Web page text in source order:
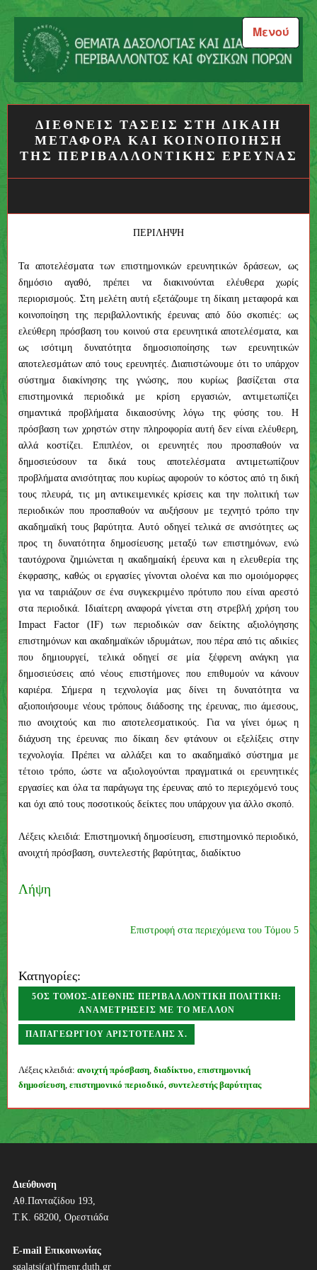
Μεταπηδήστε
περιεχόμενο
Θέματα Δασολογίας και
Διαχείρισης Περιβάλλοντος
και Φυσικών Πόρων
Μενού
ΔΙΕΘΝΕΙΣ ΤΑΣΕΙΣ ΣΤΗ ΔΙΚΑΙΗ
ΜΕΤΑΦΟΡΑ ΚΑΙ ΚΟΙΝΟΠΟΙΗΣΗ
ΤΗΣ ΠΕΡΙΒΑΛΛΟΝΤΙΚΗΣ ΕΡΕΥΝΑΣ
ΠΕΡΙΛΗΨΗ
Τα αποτελέσματα των επιστημονικών ερευνητικών δράσεων, ως
δημόσιο αγαθό, πρέπει να διακινούνται ελέυθερα χωρίς
περιορισμούς. Στη μελέτη αυτή εξετάζουμε τη δίκαιη μεταφορά και
κοινοποίηση της περιβαλλοντικής έρευνας από δύο σκοπιές: ως
ελεύθερη πρόσβαση του κοινού στα ερευνητικά αποτελέσματα, και
ως ισότιμη δυνατότητα δημοσιοποίησης των ερευνητικών
αποτελεσμάτων από τους ερευνητές. Διαπιστώνουμε ότι το υπάρχον
σύστημα διακίνησης της γνώσης, που κυρίως βασίζεται στα
επιστημονικά περιοδικά με κρίση εργασιών, αντιμετωπίζει
σημαντικά προβλήματα δικαιοσύνης λόγω της φύσης του. Η
πρόσβαση των χρηστών στην πληροφορία αυτή δεν είναι ελέυθερη,
αλλά κοστίζει. Επιπλέον, οι ερευνητές που προσπαθούν να
δημοσιεύσουν τα δικά τους αποτελέσματα αντιμετωπίζουν
προβλήματα ανισότητας που κυρίως αφορούν το κόστος από τη δική
τους πλευρά, τις μη αντικειμενικές κρίσεις και την πολιτική των
περιοδικών που προσπαθούν να αυξήσουν με τεχνητό τρόπο την
ακαδημαϊκή τους βαρύτητα. Αυτό οδηγεί τελικά σε ανισότητες ως
προς τη δυνατότητα δημοσίευσης μεταξύ των επιστημόνων, ενώ
ταυτόχρονα ζημιώνεται η ακαδημαίκή έρευνα και η ελευθερία της
έκφρασης, καθώς οι εργασίες γίνονται ολοένα και πιο ομοιόμορφες
για να ταιριάζουν σε ένα συγκεκριμένο πρότυπο που είναι αρεστό
στα περιοδικά. Ιδιαίτερη αναφορά γίνεται στη στρεβλή χρήση του
Impact Factor (IF) των περιοδικών σαν δείκτης αξιολόγησης
επιστημόνων και ακαδημαϊκών ιδρυμάτων, που πέρα από τις αδικίες
που δημιουργεί, τελικά οδηγεί σε μία ξέφρενη ανάγκη για
δημοσιεύσεις από νέους επιστήμονες που επιθυμούν να κάνουν
καριέρα. Σήμερα η τεχνολογία μας δίνει τη δυνατότητα να
αξιοποιήσουμε νέους τρόπους διάδοσης της έρευνας, πιο άμεσους,
πιο ανοιχτούς και πιο αποτελεσματικούς. Για να γίνει όμως η
διάχυση της έρευνας πιο δίκαιη δεν φτάνουν οι εξελίξεις στην
τεχνολογία. Πρέπει να αλλάξει και το ακαδημαϊκό σύστημα με
τέτοιο τρόπο, ώστε να αξιολογούνται πραγματικά οι ερευνητικές
εργασίες και όλα τα παράγωγα της έρευνας από το περιεχόμενό τους
και όχι από τους ποσοτικούς δείκτες που υπάρχουν για άλλο σκοπό.
Λέξεις κλειδιά: Επιστημονική δημοσίευση, επιστημονικό περιοδικό,
ανοιχτή πρόσβαση, συντελεστής βαρύτητας, διαδίκτυο
Λήψη
Επιστροφή στα περιεχόμενα του Τόμου 5
Κατηγορίες:
5ΟΣ ΤΌΜΟΣ-ΔΙΕΘΝΉΣ ΠΕΡΙΒΑΛΛΟΝΤΙΚΉ ΠΟΛΙΤΙΚΉ:
ΑΝΑΜΕΤΡΉΣΕΙΣ ΜΕ ΤΟ ΜΈΛΛΟΝ
ΠΑΠΑΓΕΩΡΓΊΟΥ ΑΡΙΣΤΟΤΈΛΗΣ Χ.
Συγγραφέας
Λέξεις κλειδιά: ανοιχτή πρόσβαση, διαδίκτυο, επιστημονική
δημοσίευση, επιστημονικό περιοδικό, συντελεστής βαρύτητας
λ
ή
γ
σ
Διεύθυνση
Αθ.Πανταζίδου 193,
Τ.Κ. 68200, Ορεστιάδα
E-mail Επικοινωνίας
sgalatsi(at)fmenr.duth.gr